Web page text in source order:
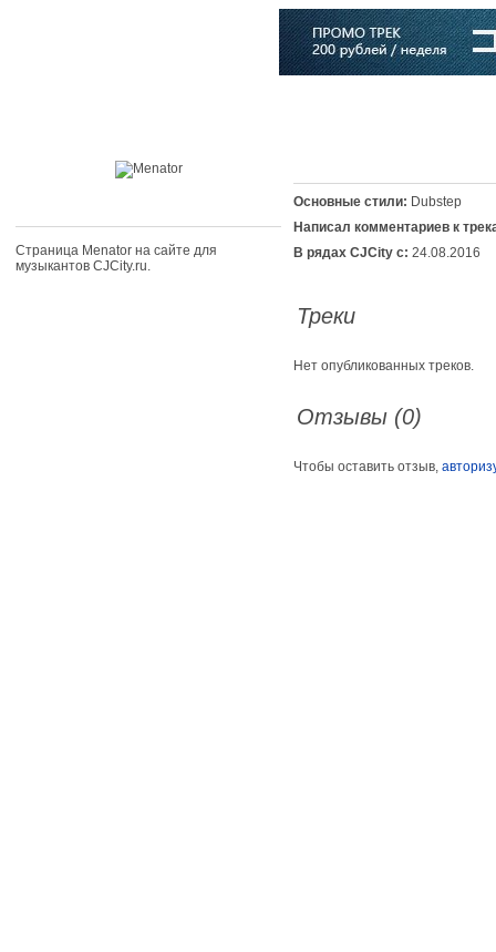
Страница Menator на сайте для
музыкантов CJCity.ru.
Основные стили: Dubstep
Написал комментариев к
В рядах CJCity с: 24.08.2016
Треки
Нет опубликованных треков.
Отзывы (0)
Чтобы оставить отзыв,